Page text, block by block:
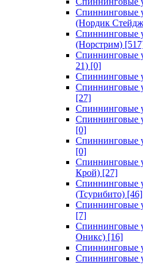
Спиннинговые
(Нордик
Спиннинговые
(Норстрим)
Спиннинговые
21) [0]
Спиннинговые
Спиннинговые
[27]
Спиннинговые
Спиннинговые
[0]
Спиннинговые
[0]
Спиннинговые
Крой) [27]
Спиннинговые
(Тсурибито) [46]
Спиннинговые
[7]
Спиннинговые
Оникс) [16]
Спиннинговые
Спиннинговые